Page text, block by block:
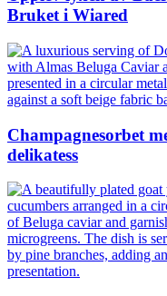
Bruket i Wiared
Champagnesorbet
delikatess